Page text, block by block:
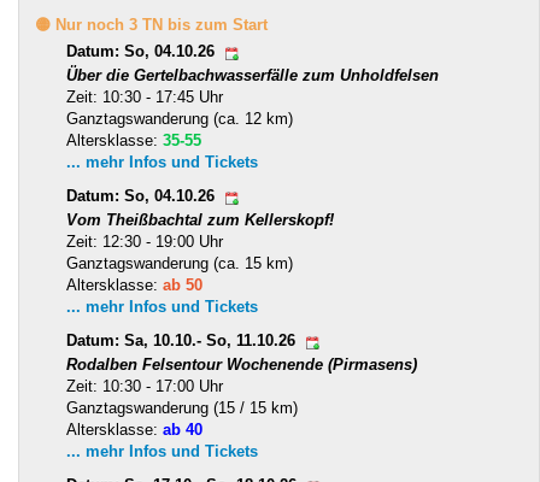
🟡 Nur noch 3 TN bis zum Start
Datum: So, 04.10.26
Über die Gertelbachwasserfälle zum Unholdfelsen
Zeit: 10:30 - 17:45 Uhr
Ganztagswanderung (ca. 12 km)
Altersklasse: 35-55
... mehr Infos und Tickets
Datum: So, 04.10.26
Vom Theißbachtal zum Kellerskopf!
Zeit: 12:30 - 19:00 Uhr
Ganztagswanderung (ca. 15 km)
Altersklasse: ab 50
... mehr Infos und Tickets
Datum: Sa, 10.10.- So, 11.10.26
Rodalben Felsentour Wochenende (Pirmasens)
Zeit: 10:30 - 17:00 Uhr
Ganztagswanderung (15 / 15 km)
Altersklasse: ab 40
... mehr Infos und Tickets